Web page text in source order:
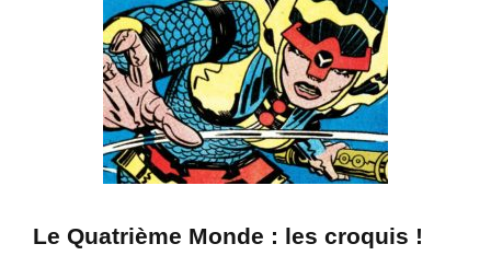
Le Quatrième Monde : les croquis !